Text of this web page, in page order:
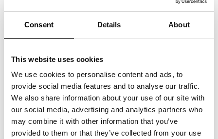
Consent Details About
This website uses cookies
We use cookies to personalise content and ads, to
provide social media features and to analyse our traffic.
We also share information about your use of our site with
our social media, advertising and analytics partners who
may combine it with other information that you’ve
provided to them or that they’ve collected from your use
Stipendierna delades ut i samband med Trade Partners Swedens digitala
För Anders Ståhl Trading är skor en stor passion. Företaget har länge
varit etablerade på den nordiska marknaden, men arbetar även för det
tyska märket Gabor.
“Det känns jätteroligt och oväntat att få stipendiet. Min plan är att
använda stipendiet till att förkovra mina kunskaper i tyska.“, säger Hanna
om det mottagna stipendiet.